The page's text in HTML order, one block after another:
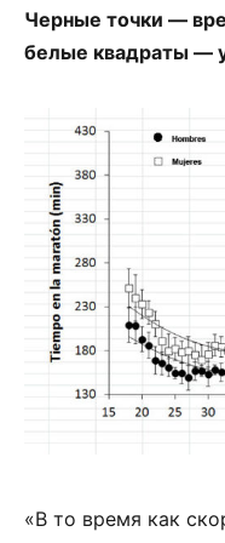
Черные точки —
белые квадраты —
«В то время как